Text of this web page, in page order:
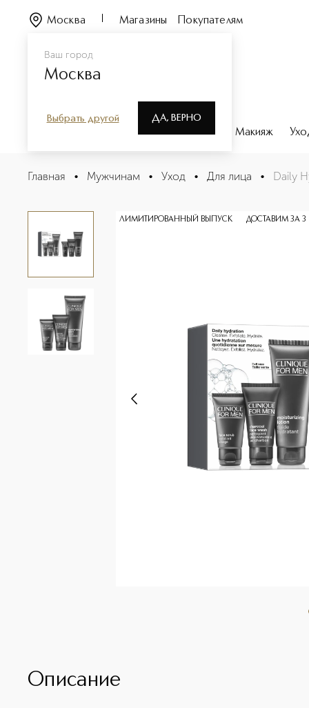
Ваш город
Москва
Выбрать другой ДА, ВЕРНО
Москва Магазины Покупателям
Парфюмерия Макияж
Daily Hydration Set: Cleanse. Exfoliate. Hydrate.
Описание
Главная • Мужчинам • Уход • Для лица • Daily
ЛИМИТИРОВАННЫЙ ВЫПУСК ДОСТАВИМ ЗА 3
Описание